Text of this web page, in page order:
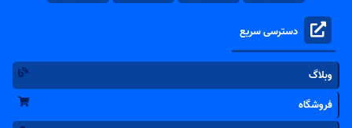
دسترسی سریع
وبلاگ
فروشگاه